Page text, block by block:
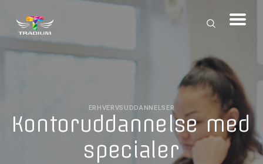
ERHVERVSUDDANNELSER
Kontoruddannelse med
specialer